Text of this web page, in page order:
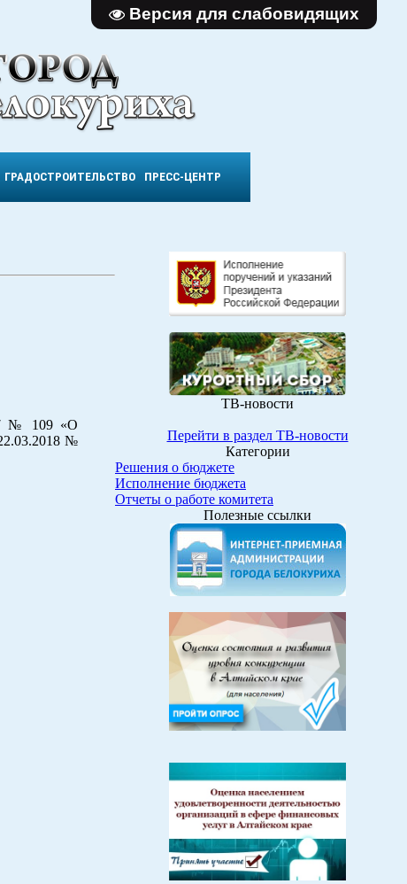
Версия для слабовидящих
ГРАДОСТРОИТЕЛЬСТВО ПРЕСС-ЦЕНТР
№ 109 «О
№
ТВ-новости
Перейти в раздел ТВ-новости
Категории
Решения о бюджете
Исполнение бюджета
Отчеты о работе комитета
Полезные ссылки